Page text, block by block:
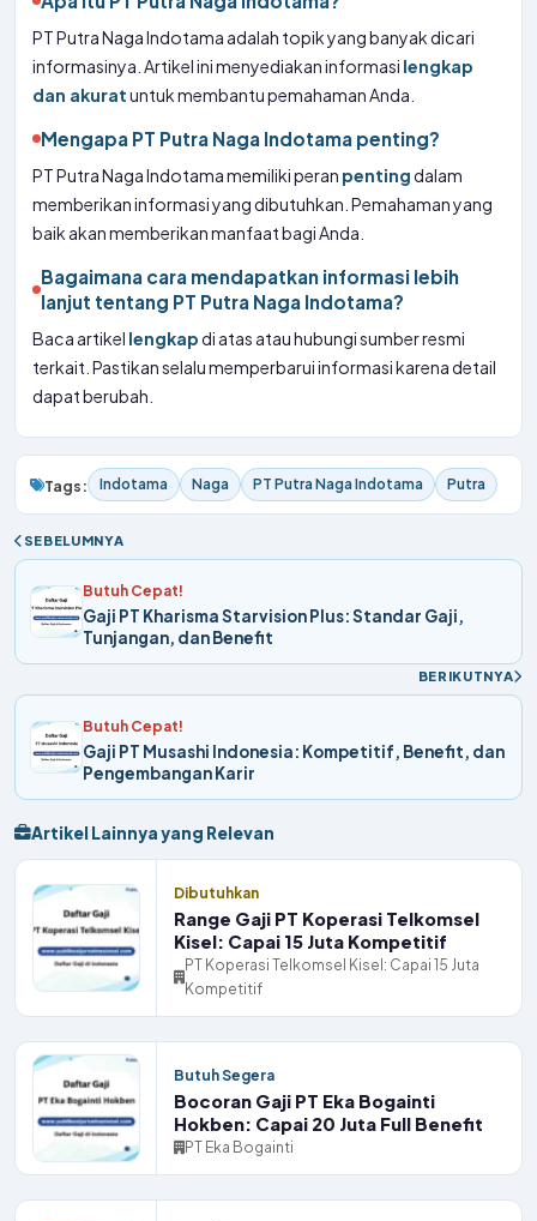
PT Putra Naga Indotama adalah topik yang banyak dicari
informasinya. Artikel ini menyediakan informasi lengkap
dan akuratuntuk membantu pemahaman Anda.
Mengapa PT Putra Naga Indotama penting?
PT Putra Naga Indotama memiliki peran pentingdalam
memberikan informasi yang dibutuhkan. Pemahaman yang
baik akan memberikan manfaat bagi Anda.
Bagaimana cara mendapatkan informasi lebih
lanjut tentang PT Putra Naga Indotama?
Baca artikel lengkapdi atas atau hubungi sumber resmi
terkait. Pastikan selalu memperbarui informasi karena detail
dapat berubah.
Tags: Indotama Naga PT Putra Naga Indotama Putra
SEBELUMNYA
Butuh Cepat!
Gaji PT Kharisma Starvision Plus: Standar Gaji,
Tunjangan, dan Benefit
BERIKUTNYA
Butuh Cepat!
Gaji PT Musashi Indonesia: Kompetitif, Benefit, dan
Pengembangan Karir
Artikel Lainnya yang Relevan
Dibutuhkan
Range Gaji PT Koperasi Telkomsel
Kisel: Capai 15 Juta Kompetitif
PT Koperasi Telkomsel Kisel: Capai 15 Juta
Kompetitif
Butuh Segera
Bocoran Gaji PT Eka Bogainti
Hokben: Capai 20 Juta Full Benefit
PT Eka Bogainti